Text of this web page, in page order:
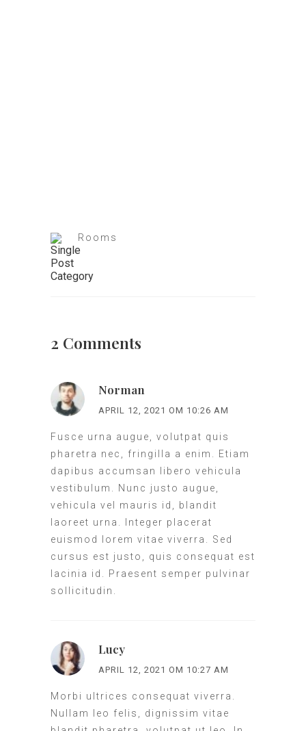
Rooms
2 Comments
Norman
APRIL 12, 2021 OM 10:26 AM
Fusce urna augue, volutpat quis
pharetra nec, fringilla a enim. Etiam
dapibus accumsan libero vehicula
vestibulum. Nunc justo augue,
vehicula vel mauris id, blandit
laoreet urna. Integer placerat
euismod lorem vitae viverra. Sed
cursus est justo, quis consequat est
lacinia id. Praesent semper pulvinar
sollicitudin.
Lucy
APRIL 12, 2021 OM 10:27 AM
Morbi ultrices consequat viverra.
Nullam leo felis, dignissim vitae